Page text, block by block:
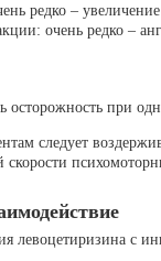
редко –
очень редко –
осторожность при
следует
левоцетиризина с